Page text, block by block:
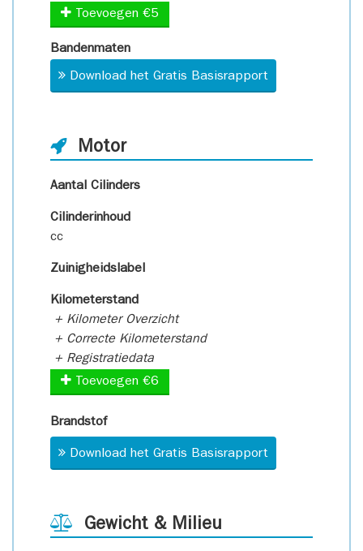
Toevoegen €5
Bandenmaten
Download het Gratis Basisrapport
Motor
Aantal Cilinders
Cilinderinhoud
cc
Zuinigheidslabel
Kilometerstand
+ Kilometer Overzicht
+ Correcte Kilometerstand
+ Registratiedata
Toevoegen €6
Brandstof
Download het Gratis Basisrapport
Gewicht & Milieu